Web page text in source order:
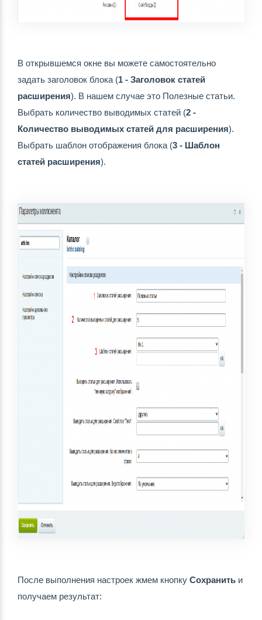
В открывшемся окне вы можете самостоятельно
задать заголовок блока (1 - Заголовок статей
расширения). В нашем случае это Полезные статьи.
Выбрать количество выводимых статей (2 -
Количество выводимых статей для расширения).
Выбрать шаблон отображения блока (3 - Шаблон
статей расширения).
После выполнения настроек жмем кнопку Сохранить и
получаем результат: